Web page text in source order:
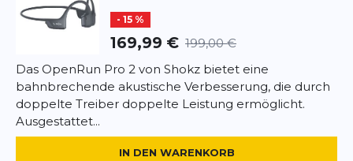
- 15 %
169,99 € 199,00 €
Das OpenRun Pro 2 von Shokz bietet eine
bahnbrechende akustische Verbesserung, die durch
doppelte Treiber doppelte Leistung ermöglicht.
Ausgestattet...
IN DEN WARENKORB